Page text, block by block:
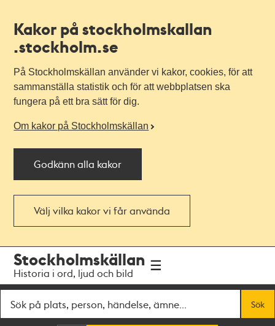
Kakor på stockholmskallan
.stockholm.se
På Stockholmskällan använder vi kakor, cookies, för att
sammanställa statistik och för att webbplatsen ska
fungera på ett bra sätt för dig.
Om kakor på Stockholmskällan
Godkänn alla kakor
Välj vilka kakor vi får använda
navigationen
huvudinnehållet
Stockholmskällan
Historia i ord, ljud och bild
Sök